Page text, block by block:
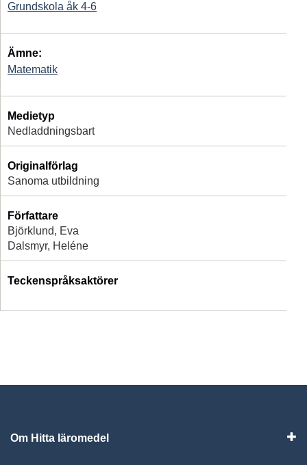
Grundskola åk 4-6
Ämne:
Matematik
Medietyp
Nedladdningsbart
Originalförlag
Sanoma utbildning
Författare
Björklund, Eva
Dalsmyr, Heléne
Teckenspråksaktörer
Om Hitta läromedel